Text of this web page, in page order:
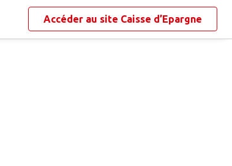
Accéder au site Caisse d’Epargne